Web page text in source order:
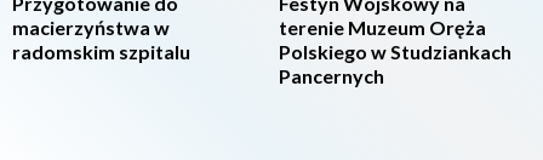
macierzyństwa w
radomskim szpitalu
terenie Muzeum Oręża
Polskiego w Studziankach
Pancernych